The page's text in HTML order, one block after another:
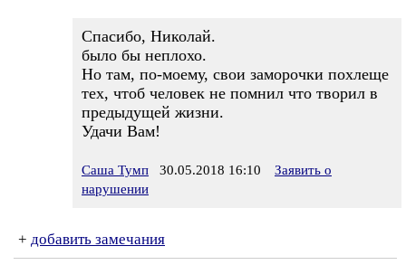
Спасибо, Николай.
было бы неплохо.
Но там, по-моему, свои заморочки похлеще
тех, чтоб человек не помнил что творил в
предыдущей жизни.
Удачи Вам!
Саша Тумп 30.05.2018 16:10
Заявить о
нарушении
+ добавить замечания